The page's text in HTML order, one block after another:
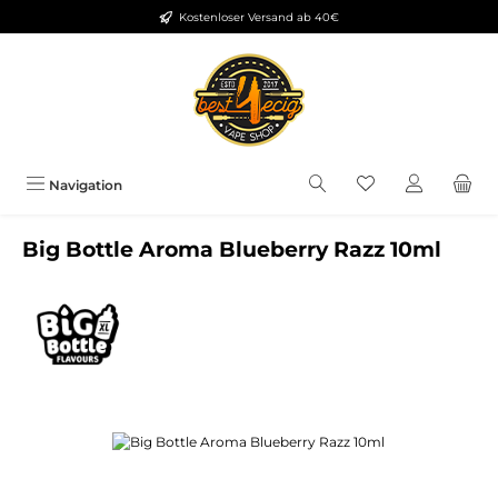
Zum Hauptinhalt springenKostenloser Versand ab 40€
Navigation Du hast 0
Big Bottle Aroma Blueberry Razz 10ml
Bildergalerie überspringen